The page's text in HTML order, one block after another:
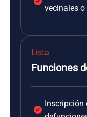
vecinales o
Lista
Funciones
Inscripción